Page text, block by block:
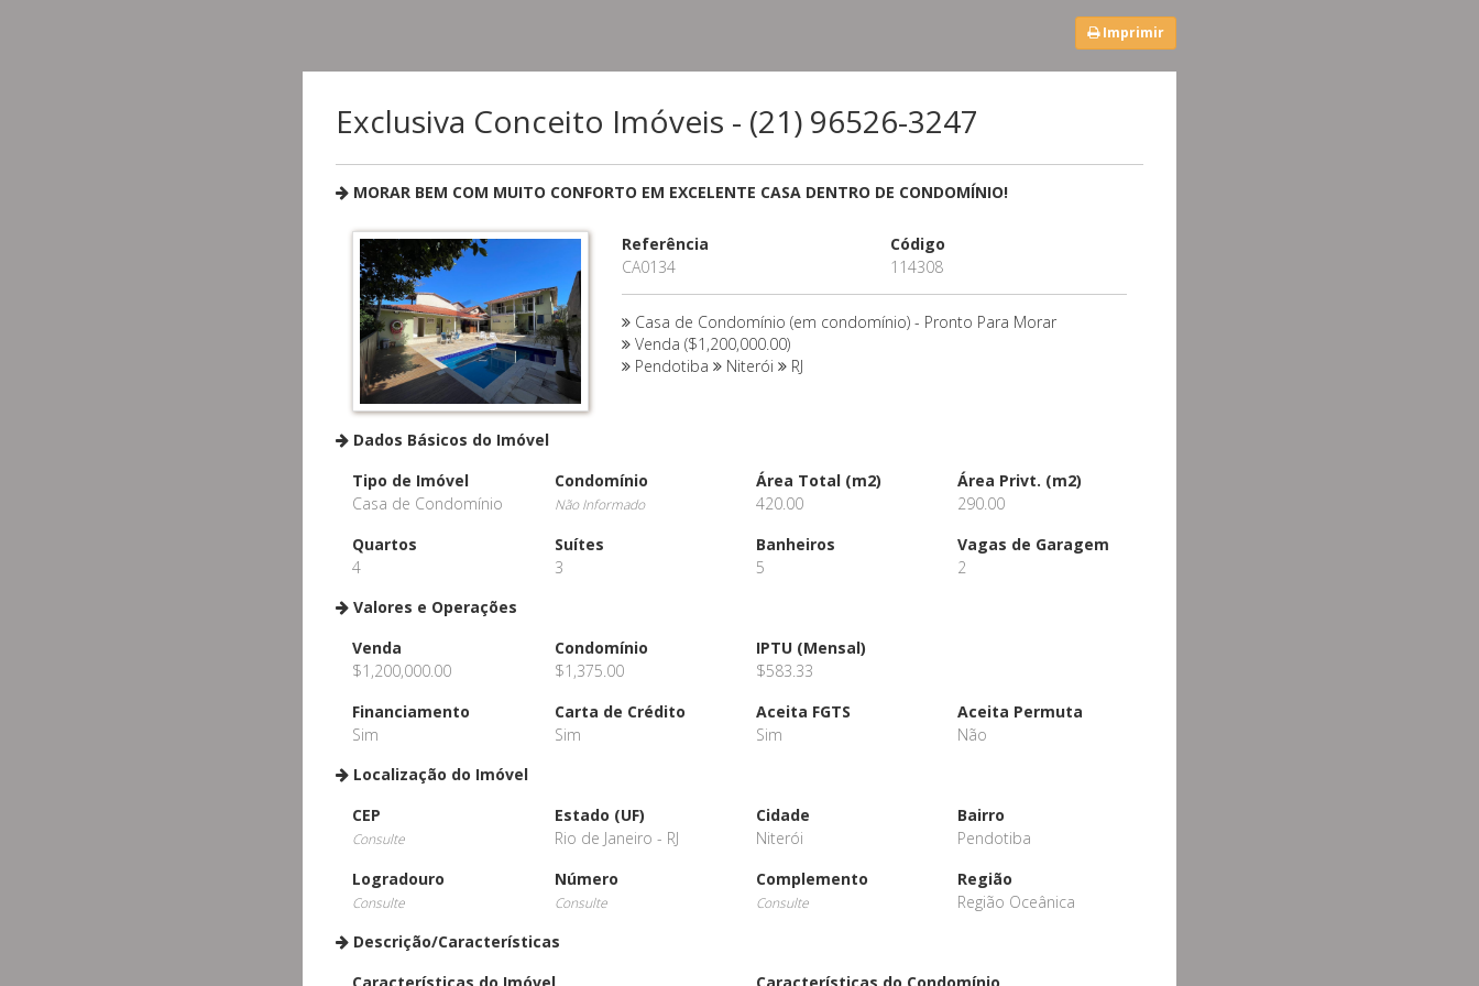
Imprimir
Exclusiva Conceito Imóveis - (21) 96526-3247
MORAR BEM COM MUITO CONFORTO EM EXCELENTE CASA DENTRO DE CONDOMÍNIO!
Referência
CA0134
Código
114308
Casa de Condomínio (em condomínio) - Pronto Para Morar
Venda ($1,200,000.00)
Pendotiba
Niterói RJ
Dados Básicos do Imóvel
Tipo de Imóvel
Casa de Condomínio
Condomínio
Não Informado
Área Total (m2)
420.00
Área Privt. (m2)
290.00
Quartos
4
Suítes
3
Banheiros
5
Vagas de Garagem
2
Valores e Operações
Venda
$1,200,000.00
Condomínio
$1,375.00
IPTU (Mensal)
$583.33
Financiamento
Sim
Carta de Crédito
Sim
Aceita FGTS
Sim
Aceita Permuta
Não
Localização do Imóvel
CEP
Consulte
Estado (UF)
Rio de Janeiro - RJ
Cidade
Niterói
Bairro
Pendotiba
Logradouro
Consulte
Número
Consulte
Complemento
Consulte
Região
Região Oceânica
Descrição/Características